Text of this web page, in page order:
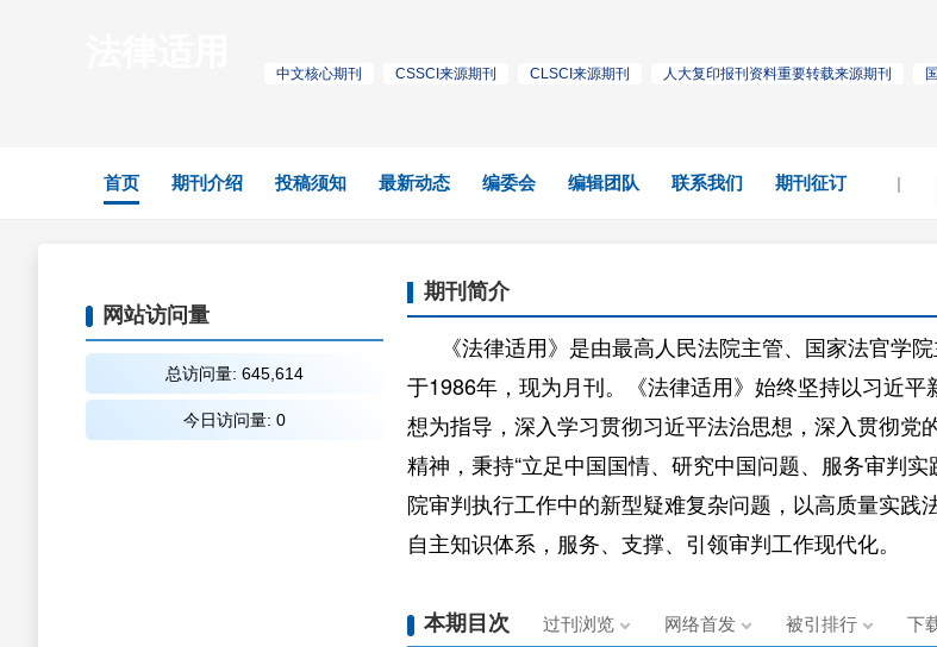
中文核心期刊 CSSCI来源期刊 CLSCI来源期刊 人大复印报刊资料重要转载来源期刊
首页 期刊介绍 投稿须知 最新动态 编委会 编辑团队 联系我们 期刊征订 |
期刊简介
《法律适用》是由最高人民法院主管、国家法官学
于1986年，现为月刊。《法律适用》始终坚持以习近平
想为指导，深入学习贯彻习近平法治思想，深入贯彻党
精神，秉持“立足中国国情、研究中国问题、服务审判
院审判执行工作中的新型疑难复杂问题，以高质量实践
自主知识体系，服务、支撑、引领审判工作现代化。
本期目次 过刊浏览 网络首发 被引排行 下